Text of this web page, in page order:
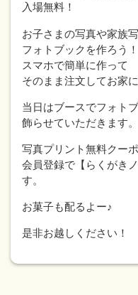
入場無料！
お子さまの写真や家族
フォトブックを作ろう！
スマホで簡単に作って
そのまま注文してお家
当日はブースでフォト
飾らせていただきます。
写真プリント無料クーポ
会員登録で【らくがき
す。
お菓子も配るよー♪
是非お越しください！